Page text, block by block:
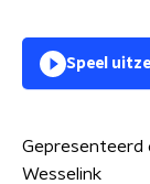
Speel
Gepresenteerd
Wesselink